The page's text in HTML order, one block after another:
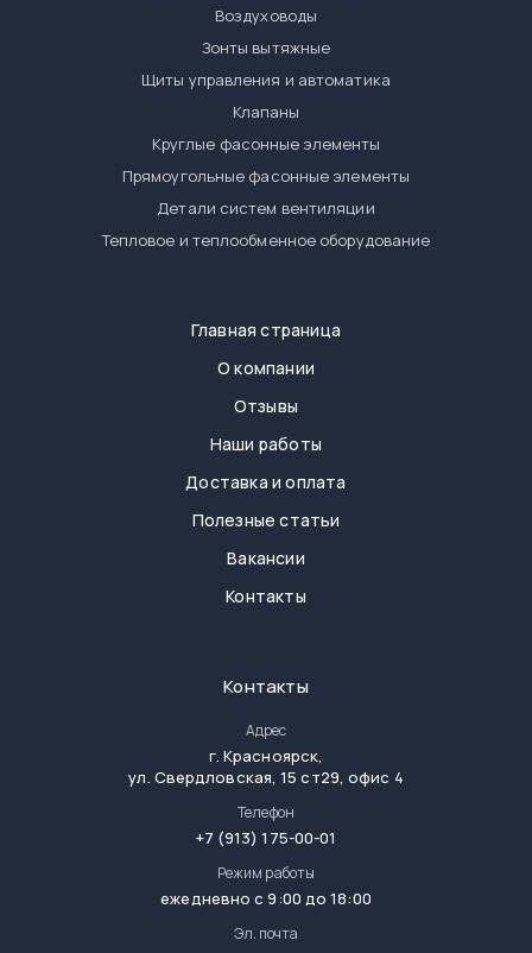
Воздуховоды
Зонты вытяжные
Щиты управления и автоматика
Клапаны
Круглые фасонные элементы
Прямоугольные фасонные элементы
Детали систем вентиляции
Тепловое и теплообменное оборудование
Главная страница
О компании
Отзывы
Наши работы
Доставка и оплата
Полезные статьи
Вакансии
Контакты
Контакты
Адрес
г.Красноярск
ул. Свердловская, 15 ст29, офис 4
Телефон
+7 (913) 175-00-01
Режим работы
ежедневно с 9:00 до 18:00
Эл. почта